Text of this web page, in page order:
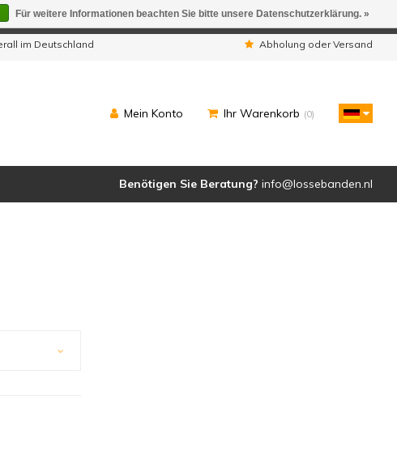
im Deutschland Abholung oder Versand
Mein Konto Ihr Warenkorb (0)
Benötigen Sie Beratung? info@lossebanden.nl
Für weitere Informationen beachten Sie bitte unsere Datenschutzerklärung. »
werden geliefert.